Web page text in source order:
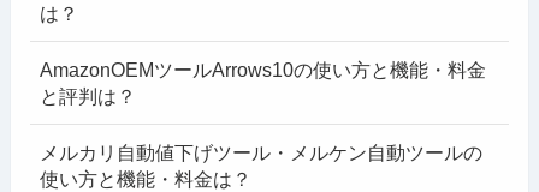
は？
AmazonOEMツールArrows10の使い方と機能・料金
と評判は？
メルカリ自動値下げツール・メルケン自動ツールの
使い方と機能・料金は？